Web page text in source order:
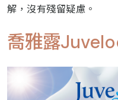
解，沒有殘留疑慮。
喬雅露